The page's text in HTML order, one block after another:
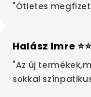
"Ötletes
Halász Imre
"Az új
sokkal